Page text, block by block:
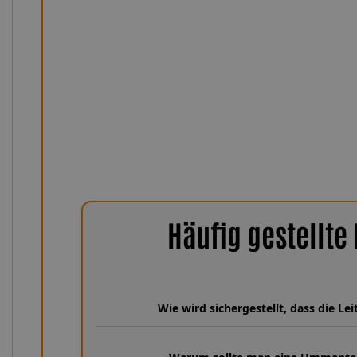
Häufig gestellte
Wie wird sichergestellt, dass die